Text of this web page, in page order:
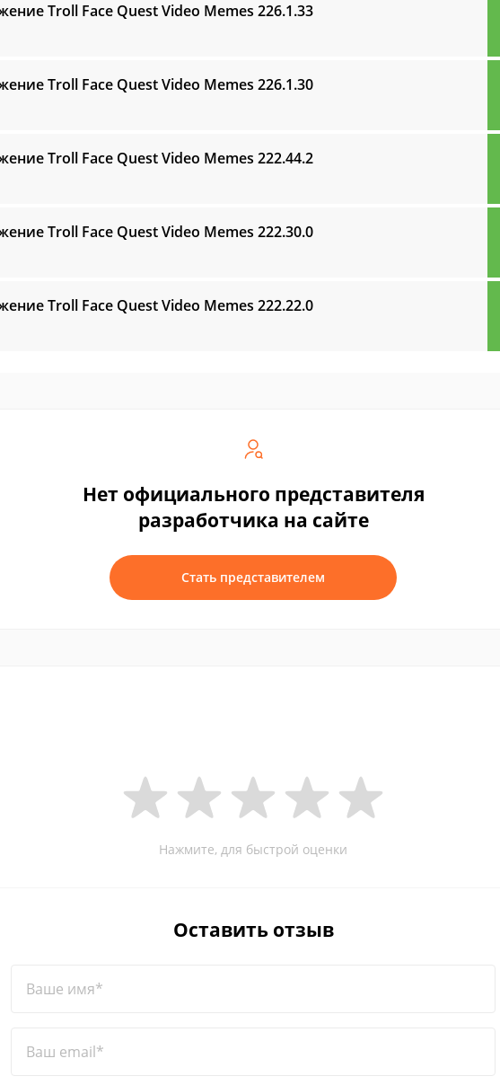
Troll Face Quest Video Memes 226.1.33
Troll Face Quest Video Memes 226.1.30
Troll Face Quest Video Memes 222.44.2
Troll Face Quest Video Memes 222.30.0
Troll Face Quest Video Memes 222.22.0
Нет официального представителя
разработчика на сайте
Стать представителем
Нажмите, для быстрой оценки
Оставить отзыв
Ваше имя*
Ваш email*